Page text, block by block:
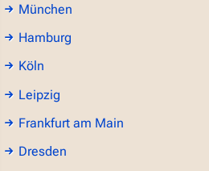
München
Hamburg
Köln
Leipzig
Frankfurt am Main
Dresden